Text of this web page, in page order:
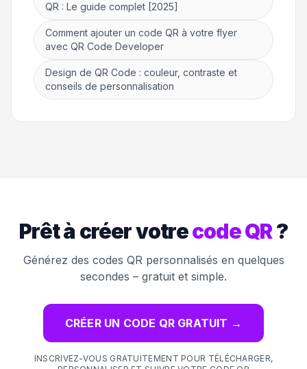
QR : Le guide complet [2025]
Comment ajouter un code QR à votre flyer
avec QR Code Developer
Design de QR Code : couleur, contraste et
conseils de personnalisation
Prêt à créer votrecode QR?
Générez des codes QR personnalisés en quelques
secondes – gratuit et simple.
CRÉER UN CODE QR GRATUIT →
INSCRIVEZ-VOUS GRATUITEMENT POUR TÉLÉCHARGER,